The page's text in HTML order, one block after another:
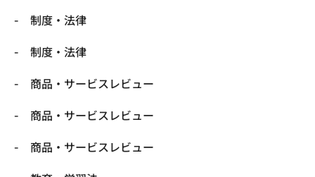
制度・法律
制度・法律
商品・サービスレビュー
商品・サービスレビュー
商品・サービスレビュー